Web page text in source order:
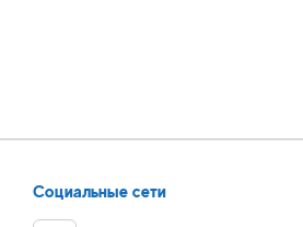
Социальные сети